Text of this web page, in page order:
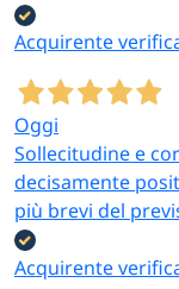
Acquirente
Oggi
Sollecitudine e
decisamente
più brevi del
Acquirente